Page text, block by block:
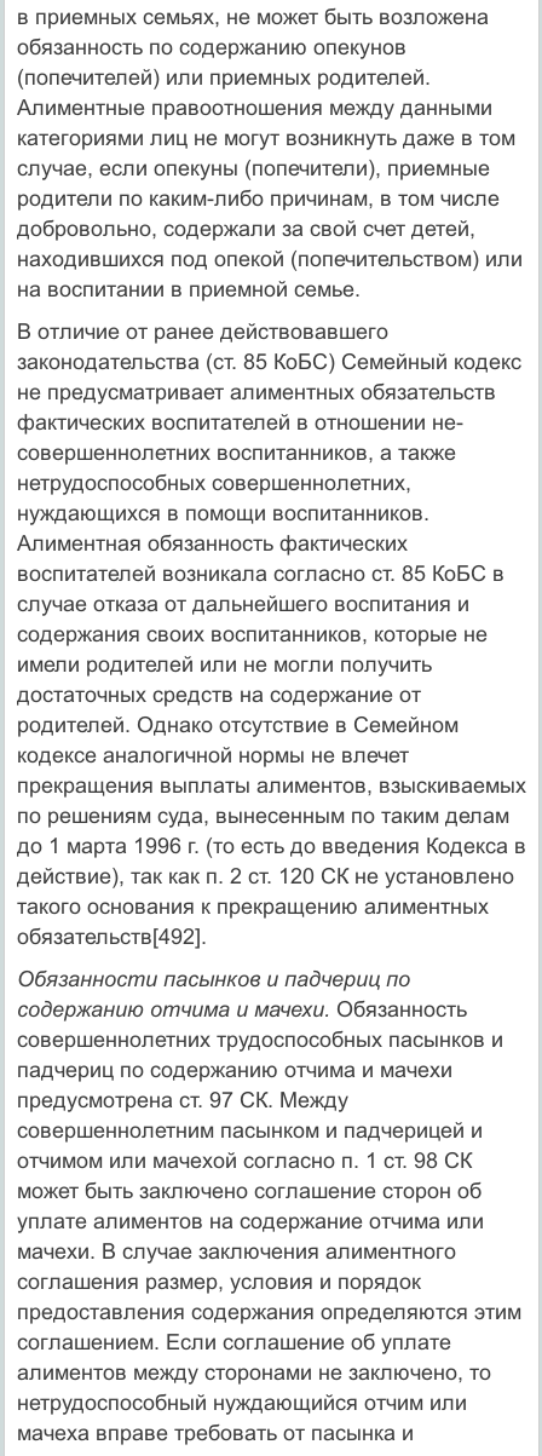
в приемных семьях, не может быть возло­жена
обязанность по содержанию опекунов
(попечителей) или приемных родителей.
Алиментные правоотношения между дан­ными
категориями лиц не могут возникнуть даже в том
слу­чае, если опекуны (попечители), приемные
родители по ка­ким-либо причинам, в том числе
добровольно, содержали за свой счет детей,
находившихся под опекой (попечительством) или
на воспитании в приемной семье.
В отличие от ранее действовавшего
законодательства (ст. 85 КоБС) Семейный кодекс
не предусматривает алимент­ных обязательств
фактических воспитателей в отношении не­
совершеннолетних воспитанников, а также
нетрудоспособных совершеннолетних,
нуждающихся в помощи воспитанников.
Алиментная обязанность фактических
воспитателей возникала согласно ст. 85 КоБС в
случае отказа от дальнейшего воспитания и
содержания своих воспитанников, которые не
имели ро­дителей или не могли получить
достаточных средств на содер­жание от
родителей. Однако отсутствие в Семейном
кодексе аналогичной нормы не влечет
прекращения выплаты алимен­тов, взыскиваемых
по решениям суда, вынесенным по таким делам
до 1 марта 1996 г. (то есть до введения Кодекса в
дей­ствие), так как п. 2 ст. 120 СК не установлено
такого основа­ния к прекращению алиментных
обязательств[492].
Обязанности пасынков и падчериц по
содержанию отчи­ма и мачехи. Обязанность
совершеннолетних трудоспособных пасынков и
падчериц по содержанию отчима и мачехи
предус­мотрена ст. 97 СК. Между
совершеннолетним пасынком и пад­черицей и
отчимом или мачехой согласно п. 1 ст. 98 СК
может быть заключено соглашение сторон об
уплате алиментов на содержание отчима или
мачехи. В случае заключения алимен­тного
соглашения размер, условия и порядок
предоставления содержания определяются этим
соглашением. Если соглашение об уплате
алиментов между сторонами не заключено, то
не­трудоспособный нуждающийся отчим или
мачеха вправе тре­бовать от пасынка и